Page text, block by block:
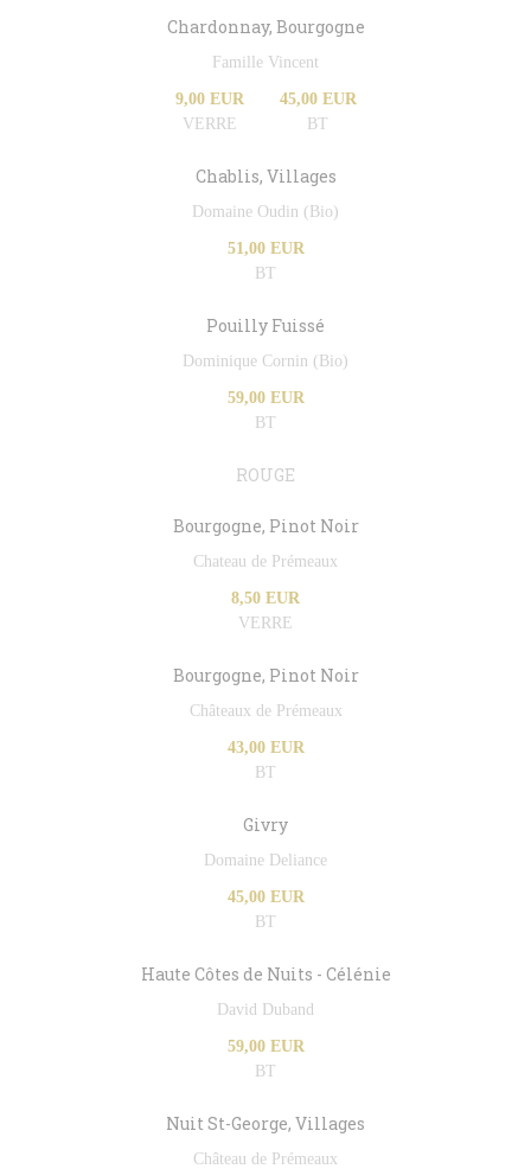
Chardonnay, Bourgogne
Famille Vincent
9,00 EUR
VERRE
45,00 EUR
BT
Chablis, Villages
Domaine Oudin (Bio)
51,00 EUR
BT
Pouilly Fuissé
Dominique Cornin (Bio)
59,00 EUR
BT
ROUGE
Bourgogne, Pinot Noir
Chateau de Prémeaux
8,50 EUR
VERRE
Bourgogne, Pinot Noir
Châteaux de Prémeaux
43,00 EUR
BT
Givry
Domaine Deliance
45,00 EUR
BT
Haute Côtes de Nuits - Célénie
David Duband
59,00 EUR
BT
Nuit St-George, Villages
Château de Prémeaux